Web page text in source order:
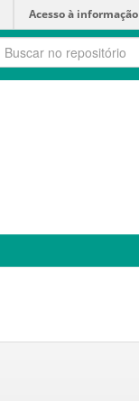
Acesso à informação